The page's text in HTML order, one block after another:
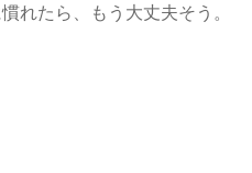
れたら、もう大丈夫そう。